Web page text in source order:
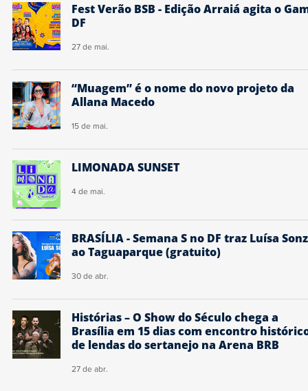
Fest Verão BSB - Edição Arraiá agita o
DF
27 de mai.
“Muagem” é o nome do novo projeto da
Allana Macedo
15 de mai.
LIMONADA SUNSET
4 de mai.
BRASÍLIA - Semana S no DF traz Luísa
ao Taguaparque (gratuito)
30 de abr.
Histórias – O Show do Século chega a
Brasília em 15 dias com encontro
de lendas do sertanejo na Arena BRB
27 de abr.